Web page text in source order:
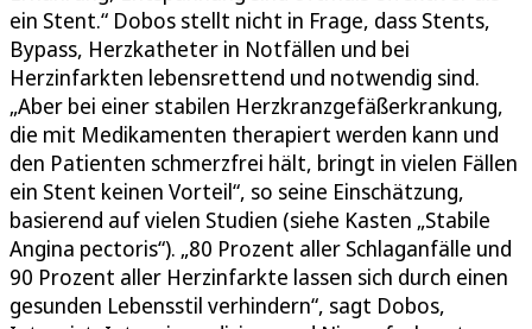
ein Stent.“ Dobos stellt nicht in Frage, dass Stents,
Bypass, Herzkatheter in Notfällen und bei
Herzinfarkten lebensrettend und notwendig sind.
„Aber bei einer stabilen Herzkranzgefäßerkrankung,
die mit Medikamenten therapiert werden kann und
den Patienten schmerzfrei hält, bringt in vielen Fällen
ein Stent keinen Vorteil“, so seine Einschätzung,
basierend auf vielen Studien (siehe Kasten „Stabile
Angina pectoris“). „80 Prozent aller Schlaganfälle und
90 Prozent aller Herzinfarkte lassen sich durch einen
gesunden Lebensstil verhindern“, sagt Dobos,